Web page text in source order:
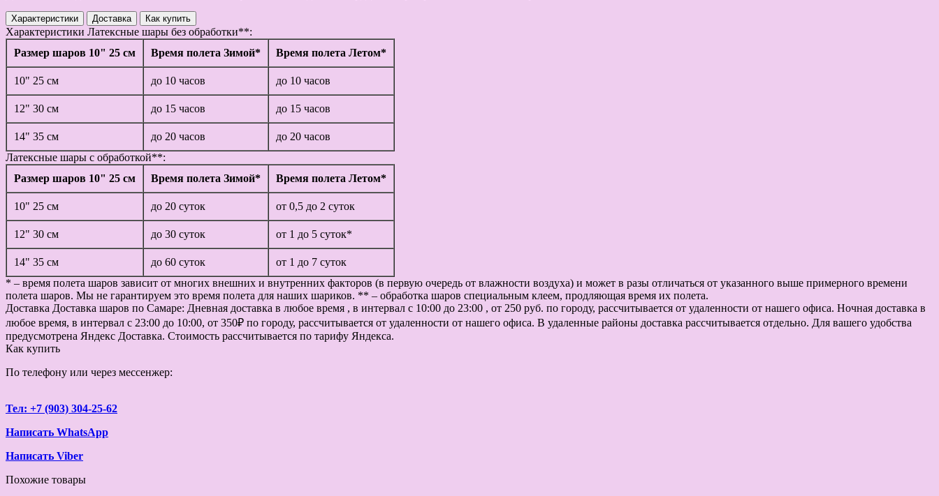
Характеристики Доставка Как купить
Характеристики Латексные шары без обработки**:
Размер шаров 10" 25 см
Время полета Зимой* Время полета Летом*
10" 25 см до 10 часов до 10 часов
12" 30 см до 15 часов до 15 часов
14" 35 см до 20 часов
до 20 часов
Латексные шары с обработкой**:
Размер шаров 10" 25 см
Время полета Зимой* Время полета Летом*
10" 25 см до 20 суток от 0,5 до 2 суток
12" 30 см до 30 суток от 1 до 5 суток*
14" 35 см до 60 суток
от 1 до 7 суток
* – время полета шаров зависит от многих внешних и внутренних факторов (в первую очередь от влажности воздуха) и может в разы отличаться от указанного выше примерного времени
полета шаров. Мы не гарантируем это время полета для наших шариков. ** – обработка шаров специальным клеем, продляющая время их полета.
Доставка Доставка шаров по Самаре: Дневная доставка в любое время , в интервал с 10:00 до 23:00 , от 250 руб. по городу, рассчитывается от удаленности от нашего офиса. Ночная доставка в
любое время, в интервал с 23:00 до 10:00, от 350₽ по городу, рассчитывается от удаленности от нашего офиса. В удаленные районы доставка рассчитывается отдельно. Для вашего удобства
предусмотрена Яндекс Доставка. Стоимость рассчитывается по тарифу Яндекса.
Как купить
По телефону или через мессенжер:
Тел: +7 (903) 304-25-62
Написать WhatsApp
Написать Viber
Похожие товары